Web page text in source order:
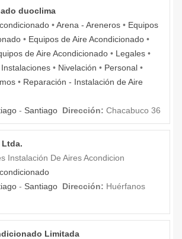
duoclima
•Arena - Areneros • Equipos
• Equipos de Aire Acondicionado •
de Aire Acondicionado • Legales •
• Nivelación • Personal •
• Reparación - Instalación de Aire
- Santiago Dirección: Chacabuco 36
Ltda.
Instalación De Aires Acondicion
- Santiago Dirección: Huérfanos
Limitada